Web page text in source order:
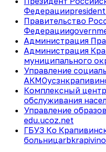
Федерации
Правительство
Федерации
Администрация
Администрация
муниципального
Управление
АКМО
Комплексный
обслуживания
Управление
edu.ucoz.net
ГБУЗ Ко
больница